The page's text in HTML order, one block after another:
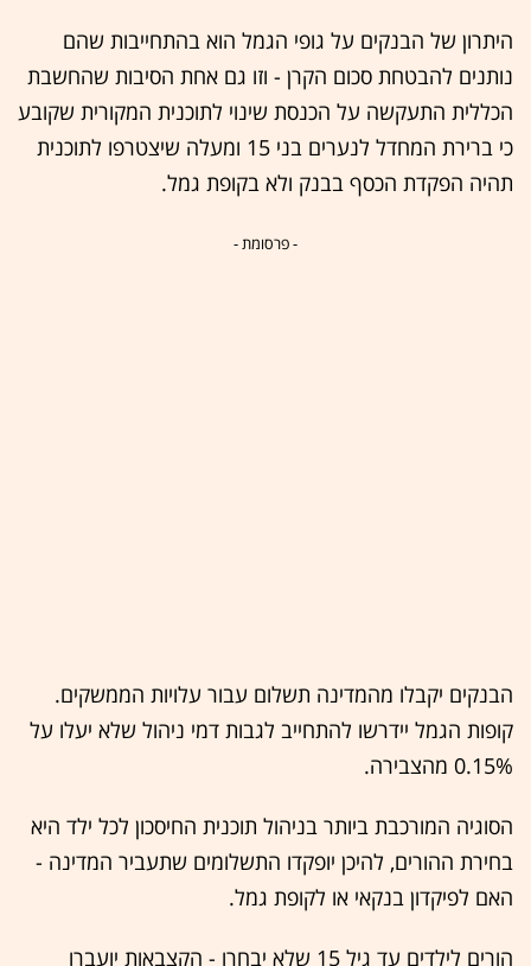
היתרון של הבנקים על גופי הגמל הוא בהתחייבות שהם
נותנים להבטחת סכום הקרן - וזו גם אחת הסיבות שהחשבת
הכללית התעקשה על הכנסת שינוי לתוכנית המקורית שקובע
כי ברירת המחדל לנערים בני 15 ומעלה שיצטרפו לתוכנית
תהיה הפקדת הכסף בבנק ולא בקופת גמל.
- פרסומת -
הבנקים יקבלו מהמדינה תשלום עבור עלויות הממשקים.
קופות הגמל יידרשו להתחייב לגבות דמי ניהול שלא יעלו על
0.15% מהצבירה.
הסוגיה המורכבת ביותר בניהול תוכנית החיסכון לכל ילד היא
בחירת ההורים, להיכן יופקדו התשלומים שתעביר המדינה -
האם לפיקדון בנקאי או לקופת גמל.
הורים לילדים עד גיל 15 שלא יבחרו - הקצבאות יועברו